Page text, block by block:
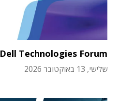
Dell Technologies Forum
שלישי, 13 באוקטובר 2026